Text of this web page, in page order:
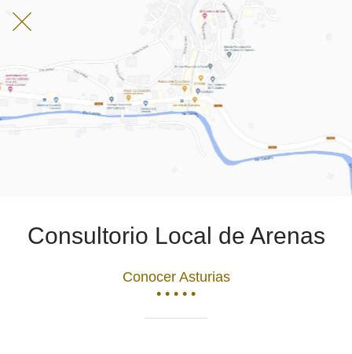
Consultorio Local de Arenas
Conocer Asturias
• • • • •